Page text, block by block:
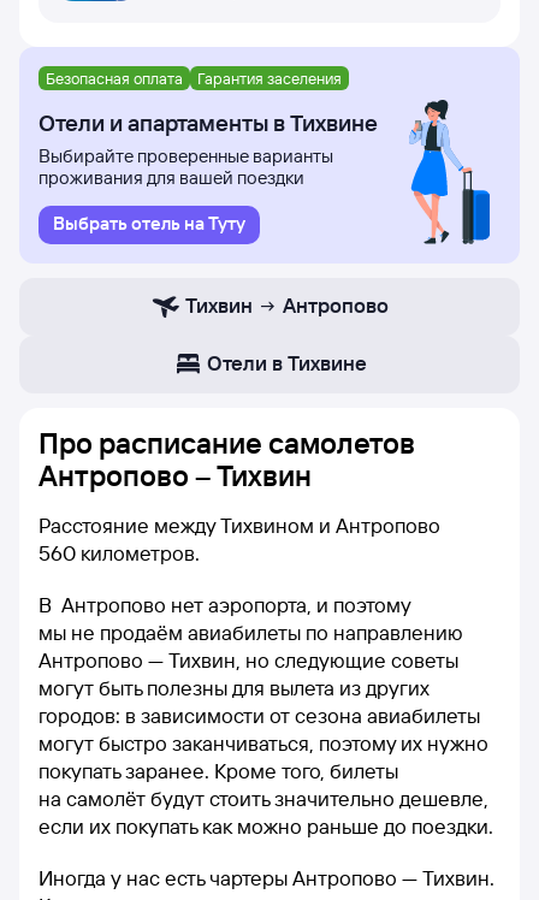
Безопасная оплата Гарантия заселения
Отели и апартаменты в Тихвине
Выбирайте проверенные варианты
проживания для вашей поездки
Выбрать отель на Туту
Тихвин Антропово
Отели в Тихвине
Про расписание самолетов
Антропово – Тихвин
Расстояние между Тихвином и Антропово
560 километров.
В Антропово нет аэропорта, и поэтому
мы не продаём авиабилеты по направлению
Антропово — Тихвин, но следующие советы
могут быть полезны для вылета из других
городов: в зависимости от сезона авиабилеты
могут быстро заканчиваться, поэтому их нужно
покупать заранее. Кроме того, билеты
на самолёт будут стоить значительно дешевле,
если их покупать как можно раньше до поездки.
Иногда у нас есть чартеры Антропово — Тихвин.